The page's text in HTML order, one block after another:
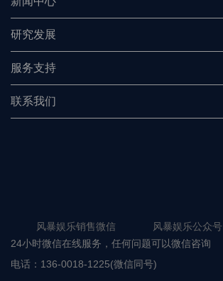
研究发展
服务支持
联系我们
风暴娱乐销售微信 风暴娱乐公众号
24小时微信在线服务，任何问题可以微信咨询
电话： 136-0018-1225(微信同号)